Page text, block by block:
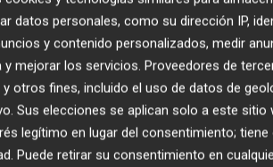
datos personales, como su dirección IP,
y contenido personalizados, medir
mejorar los servicios. Proveedores de
otros fines, incluido el uso de datos de
Sus elecciones se aplican solo a este sitio
legítimo en lugar del consentimiento; tiene
. Puede retirar su consentimiento en